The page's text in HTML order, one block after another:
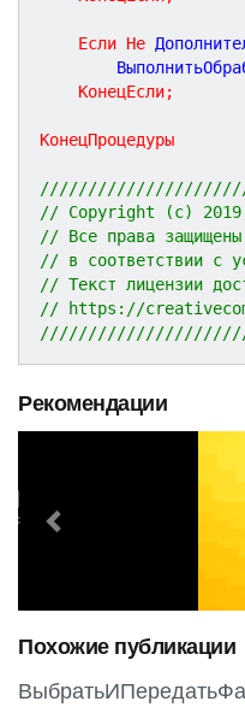
Если Не
КонецЕсли;
КонецПроцедуры
// Copyright (c)
// Все права
// в соответствии с
// Текст лицензии
// https://
Рекомендации
e
o
u
s
Похожие публикации